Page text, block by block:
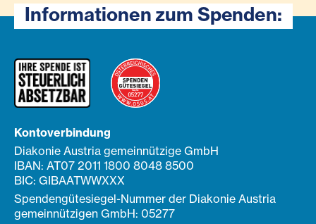
Informationen zum Spenden:
Kontoverbindung
Diakonie Austria gemeinnützige GmbH
IBAN: AT07 2011 1800 8048 8500
BIC: GIBAATWWXXX
Spendengütesiegel-Nummer der Diakonie Austria
gemeinnützigen GmbH: 05277